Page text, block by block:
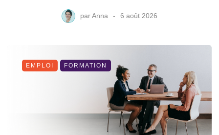
parAnna 6 août 2026
EMPLOI FORMATION